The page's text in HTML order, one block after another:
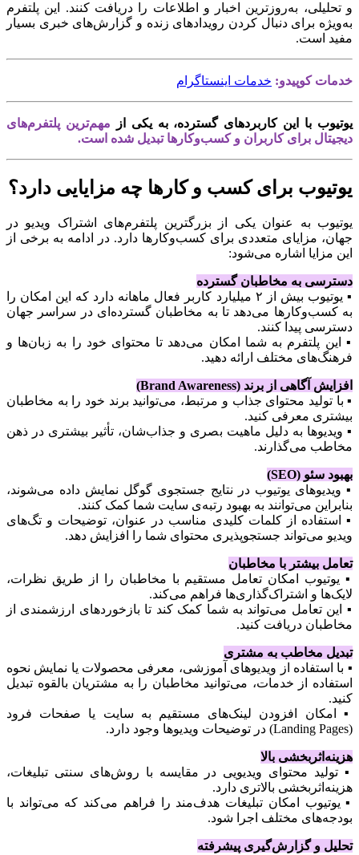
و تحلیلی، به‌روزترین اخبار و اطلاعات را دریافت کنند. این پلتفرم
به‌ویژه برای دنبال کردن رویدادهای زنده و گزارش‌های خبری بسیار
مفید است.
خدمات کوپیدو: خدمات اینستاگرام
یوتیوب با این کاربردهای گسترده، به یکی از مهم‌ترین پلتفرم‌های
دیجیتال برای کاربران و کسب‌وکارها تبدیل شده است.
یوتیوب برای کسب و کارها چه مزایایی دارد؟
یوتیوب به عنوان یکی از بزرگترین پلتفرم‌های اشتراک ویدیو در
جهان، مزایای متعددی برای کسب‌وکارها دارد. در ادامه به برخی از
این مزایا اشاره می‌شود:
دسترسی به مخاطبان گسترده
▪️ یوتیوب بیش از ۲ میلیارد کاربر فعال ماهانه دارد که این امکان را
به کسب‌وکارها می‌دهد تا به مخاطبان گسترده‌ای در سراسر جهان
دسترسی پیدا کنند.
▪️ این پلتفرم به شما امکان می‌دهد تا محتوای خود را به زبان‌ها و
فرهنگ‌های مختلف ارائه دهید.
افزایش آگاهی از برند (Brand Awareness)
▪️ با تولید محتوای جذاب و مرتبط، می‌توانید برند خود را به مخاطبان
بیشتری معرفی کنید.
▪️ ویدیوها به دلیل ماهیت بصری و جذاب‌شان، تأثیر بیشتری در ذهن
مخاطب می‌گذارند.
بهبود سئو (SEO)
▪️ ویدیوهای یوتیوب در نتایج جستجوی گوگل نمایش داده می‌شوند،
بنابراین می‌توانند به بهبود رتبه‌ی سایت شما کمک کنند.
▪️ استفاده از کلمات کلیدی مناسب در عنوان، توضیحات و تگ‌های
ویدیو می‌تواند جستجوپذیری محتوای شما را افزایش دهد.
تعامل بیشتر با مخاطبان
▪️ یوتیوب امکان تعامل مستقیم با مخاطبان را از طریق نظرات،
لایک‌ها و اشتراک‌گذاری‌ها فراهم می‌کند.
▪️ این تعامل می‌تواند به شما کمک کند تا بازخوردهای ارزشمندی از
مخاطبان دریافت کنید.
تبدیل مخاطب به مشتری
▪️ با استفاده از ویدیوهای آموزشی، معرفی محصولات یا نمایش نحوه
استفاده از خدمات، می‌توانید مخاطبان را به مشتریان بالقوه تبدیل
کنید.
▪️ امکان افزودن لینک‌های مستقیم به سایت یا صفحات فرود
(Landing Pages) در توضیحات ویدیوها وجود دارد.
هزینه‌اثربخشی بالا
▪️ تولید محتوای ویدیویی در مقایسه با روش‌های سنتی تبلیغات،
هزینه‌اثربخشی بالاتری دارد.
▪️ یوتیوب امکان تبلیغات هدف‌مند را فراهم می‌کند که می‌تواند با
بودجه‌های مختلف اجرا شود.
تحلیل و گزارش‌گیری پیشرفته